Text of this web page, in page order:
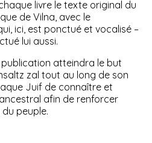
livre le texte original du
de Vilna, avec le
ici, est ponctué et vocalisé –
lui aussi.
atteindra le but
zal tout au long de son
Juif de connaître et
afin de renforcer
peuple.